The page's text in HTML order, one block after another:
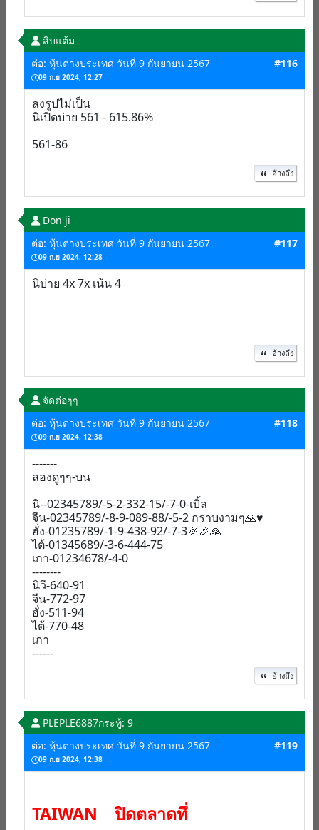
สิบแต้ม
ต่อ: หุ้นต่างประเทศ วันที่ 9 กันยายน 2567
09 ก.ย 2024, 12:27
#116
ลงรูปไม่เป็น
นิเปิดบ่าย 561 - 615.86%
561-86
อ้างถึง
Don ji
ต่อ: หุ้นต่างประเทศ วันที่ 9 กันยายน 2567
09 ก.ย 2024, 12:28
#117
นิบ่าย 4x 7x เน้น 4
อ้างถึง
จัดต่อๆๆ
ต่อ: หุ้นต่างประเทศ วันที่ 9 กันยายน 2567
09 ก.ย 2024, 12:38
#118
-------
ลองดูๆๆ-บน
นิ--02345789/-5-2-332-15/-7-0-เบิ้ล
จีน-02345789/-8-9-089-88/-5-2 กราบงามๆ🙏♥️
ฮั่ง-01235789/-1-9-438-92/-7-3🎉🎉🙏
ไต้-01345689/-3-6-444-75
เกา-01234678/-4-0
--------
นิวี-640-91
จีน-772-97
ฮั่ง-511-94
ไต้-770-48
เกา
------
อ้างถึง
PLEPLE6887กระทู้: 9
ต่อ: หุ้นต่างประเทศ วันที่ 9 กันยายน 2567
09 ก.ย 2024, 12:38
#119
TAIWAN ปิดตลาดทึ่